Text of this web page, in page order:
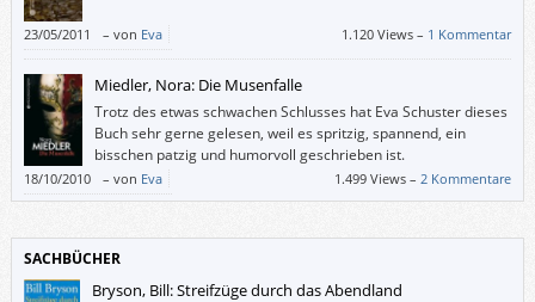
23/05/2011 – von Eva 1.120 Views – 1 Kommentar
Miedler, Nora: Die Musenfalle
Trotz des etwas schwachen Schlusses hat Eva Schuster dieses
Buch sehr gerne gelesen, weil es spritzig, spannend, ein
bisschen patzig und humorvoll geschrieben ist.
18/10/2010 – von Eva 1.499 Views – 2 Kommentare
SACHBÜCHER
Bryson, Bill: Streifzüge durch das Abendland